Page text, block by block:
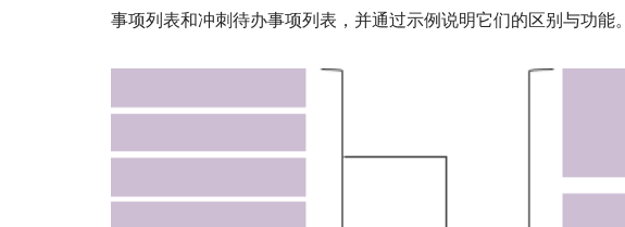
事项列表和冲刺待办事项列表，并通过示例说明它们的区别与功能。